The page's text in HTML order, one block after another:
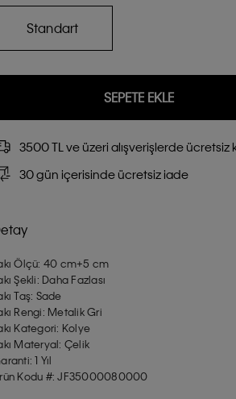
Standart
SEPETE EKLE
3500 TL ve üzeri alışverişlerde ücretsiz
30 gün içerisinde ücretsiz iade
Ölçü: 40 cm+5 cm
Şekli: Daha Fazlası
Taş: Sade
Rengi: Metalik Gri
Kategori: Kolye
Materyal: Çelik
1 Yıl
Kodu #: JF35000080000